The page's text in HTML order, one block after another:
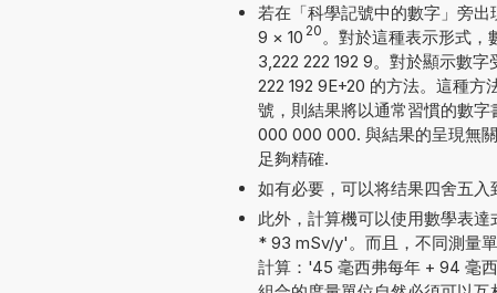
若在「科學記號中的數字」旁
9 × 10 20 。對於這種表示形式，
3,222 222 192 9。對於顯示數
222 192 9E+20 的方法。這種
號，則結果將以通常習慣的數
000 000 000. 與結果的呈現無
足夠精確.
如有必要，可以将结果四舍五入
此外，計算機可以使用數學表
* 93 mSv/y'。而且，不同測量
計算：'45 毫西弗每年 + 94 毫